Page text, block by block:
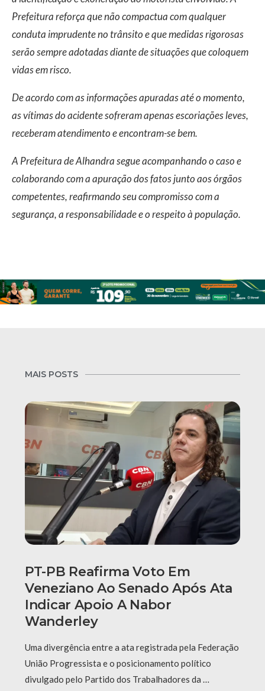
Prefeitura reforça que não compactua com qualquer
conduta imprudente no trânsito e que medidas rigorosas
serão sempre adotadas diante de situações que coloquem
vidas em risco.
De acordo com as informações apuradas até o momento,
as vítimas do acidente sofreram apenas escoriações leves,
receberam atendimento e encontram-se bem.
A Prefeitura de Alhandra segue acompanhando o caso e
colaborando com a apuração dos fatos junto aos órgãos
competentes, reafirmando seu compromisso com a
segurança, a responsabilidade e o respeito à população.
MAIS POSTS
PT-PB Reafirma Voto Em
Veneziano Ao Senado Após Ata
Indicar Apoio A Nabor
Wanderley
Uma divergência entre a ata registrada pela Federação
União Progressista e o posicionamento político
divulgado pelo Partido dos Trabalhadores da …